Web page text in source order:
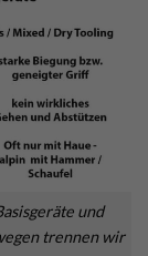
und
trennen wir